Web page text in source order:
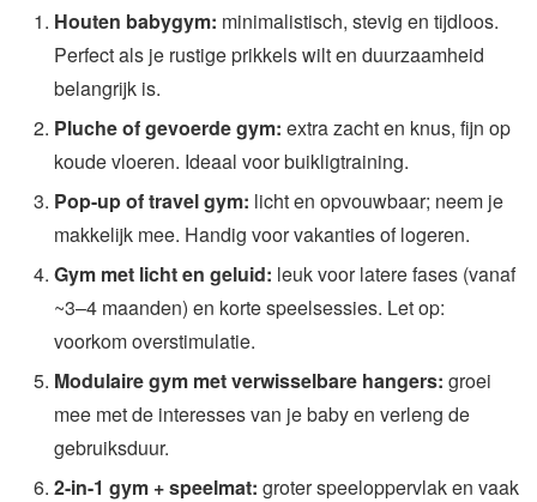
Houten babygym: minimalistisch, stevig en tijdloos.
Perfect als je rustige prikkels wilt en duurzaamheid
belangrijk is.
Pluche of gevoerde gym: extra zacht en knus, fijn op
koude vloeren. Ideaal voor buikligtraining.
Pop-up of travel gym: licht en opvouwbaar; neem je
makkelijk mee. Handig voor vakanties of logeren.
Gym met licht en geluid: leuk voor latere fases (vanaf
~3–4 maanden) en korte speelsessies. Let op:
voorkom overstimulatie.
Modulaire gym met verwisselbare hangers: groei
mee met de interesses van je baby en verleng de
gebruiksduur.
2-in-1 gym + speelmat: groter speeloppervlak en vaak